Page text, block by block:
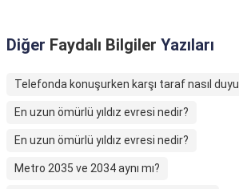
Diğer Faydalı Bilgiler Yazıları
Telefonda konuşurken karşı taraf nasıl
En uzun ömürlü yıldız evresi nedir?
En uzun ömürlü yıldız evresi nedir?
Metro 2035 ve 2034 aynı mı?